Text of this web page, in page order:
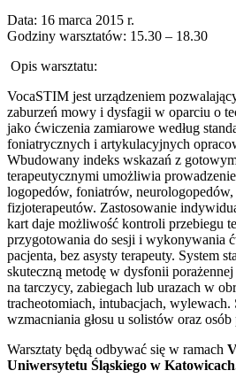
Data: 16 marca 2015 r.
Godziny warsztatów: 15.30 – 18.30
Opis warsztatu:
VocaSTIM jest urządzeniem
zaburzeń mowy i dysfagii w oparciu o
jako ćwiczenia zamiarowe według
foniatrycznych i artykulacyjnych
Wbudowany indeks wskazań z
terapeutycznymi umożliwia
logopedów, foniatrów,
fizjoterapeutów. Zastosowanie
kart daje możliwość kontroli przebiegu
przygotowania do sesji i wykonywania
pacjenta, bez asysty terapeuty. System
skuteczną metodę w dysfonii
na tarczycy, zabiegach lub urazach w
tracheotomiach, intubacjach,
wzmacniania głosu u solistów oraz osób
Warsztaty będą odbywać się w ramach
Uniwersytetu Śląskiego w